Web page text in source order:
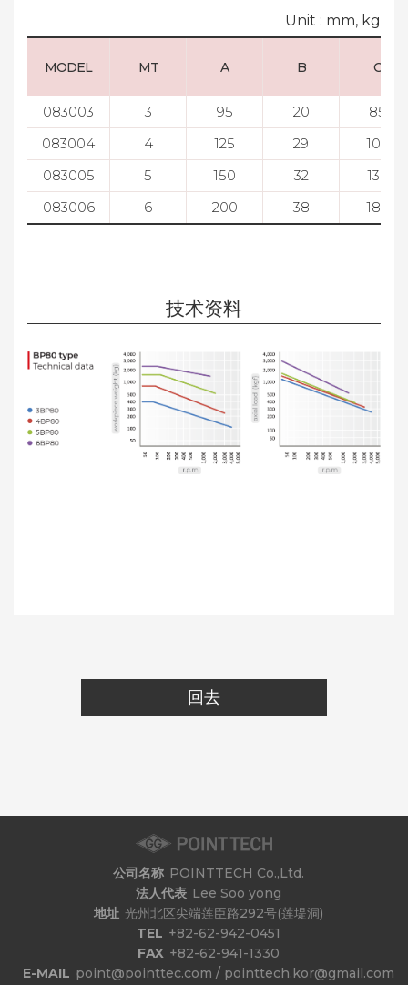
Unit : mm, kg
MODEL MT A B C
083003 3 95 20
85
083004
4 125 29
108
083005
5 150 32
136
083006
6 200 38 189
技术资料
回去
公司名称 POINTTECH Co.,Ltd.
法人代表 Lee Soo yong
地址 光州北区尖端莲臣路292号(莲堤洞)
TEL +82-62-942-0451
FAX +82-62-941-1330
E-MAIL point@pointtec.com / pointtech.kor@gmail.com